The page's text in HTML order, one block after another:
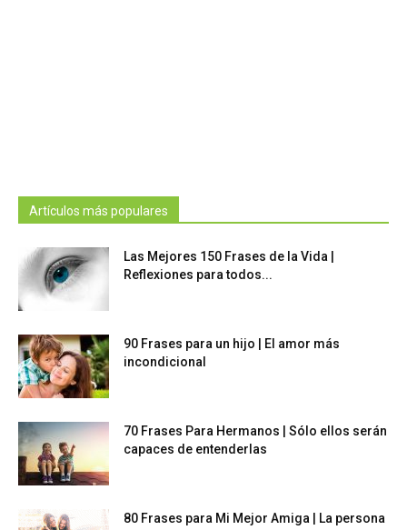
Artículos más populares
Las Mejores 150 Frases de la Vida |
Reflexiones para todos...
90 Frases para un hijo | El amor más
incondicional
70 Frases Para Hermanos | Sólo ellos serán
capaces de entenderlas
80 Frases para Mi Mejor Amiga | La persona